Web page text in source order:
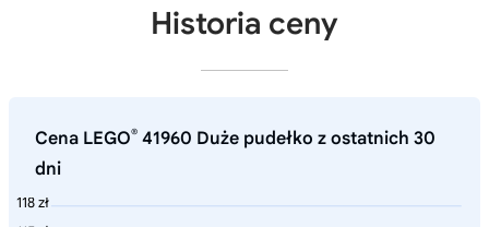
Historia ceny
Cena LEGO® 41960 Duże pudełko z ostatnich 30
dni
118 zł